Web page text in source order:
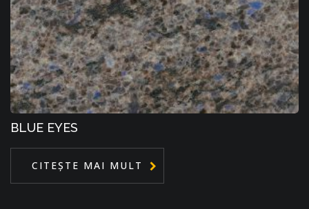
BLUE EYES
CITEȘTE MAI MULT